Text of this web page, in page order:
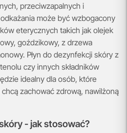
przeciwzapalnych i
może być wzbogacony
eterycznych takich jak olejek
goździkowy, z drzewa
Płyn do dezynfekcji skóry z
czy innych składników
idealny dla osób, które
zachować zdrową, nawilżoną
- jak stosować?